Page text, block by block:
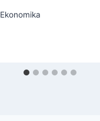
Ekonomika